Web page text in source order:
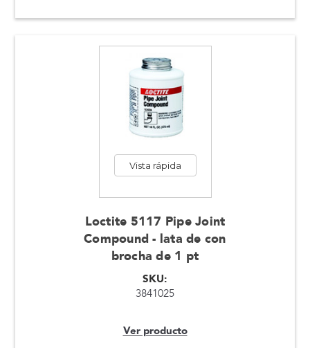
Vista rápida
Loctite 5117 Pipe Joint
Compound - lata de con
brocha de 1 pt
SKU:
3841025
Ver producto